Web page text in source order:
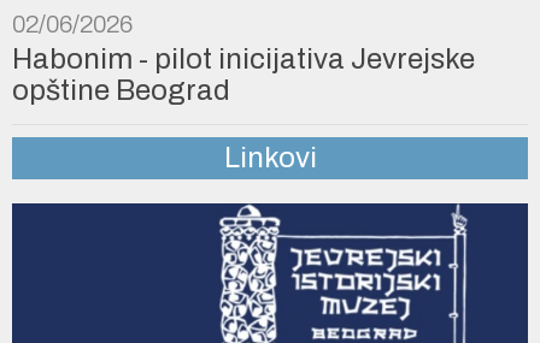
02/06/2026
Habonim - pilot inicijativa Jevrejske
opštine Beograd
Linkovi